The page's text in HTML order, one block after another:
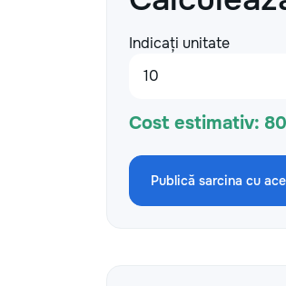
Indicați unitate
Cost estimativ:
Publică sarcina cu